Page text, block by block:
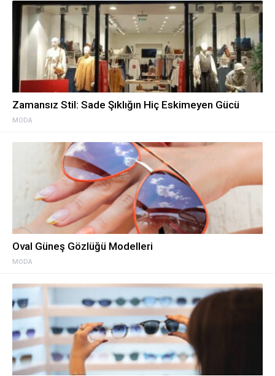
MODA
Zamansız Stil: Sade Şıklığın Hiç Eskimeyen Gücü
MODA
Oval Güneş Gözlüğü Modelleri